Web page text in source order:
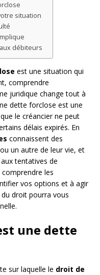
situation
débiteurs
est une situation qui
comprendre
juridique change tout à
dette forclose est une
le créancier ne peut
délais expirés. En
connaissent des
un autre de leur vie, et
tentatives de
les
vos options et à agir
droit pourra vous
une dette
sur laquelle le droit de